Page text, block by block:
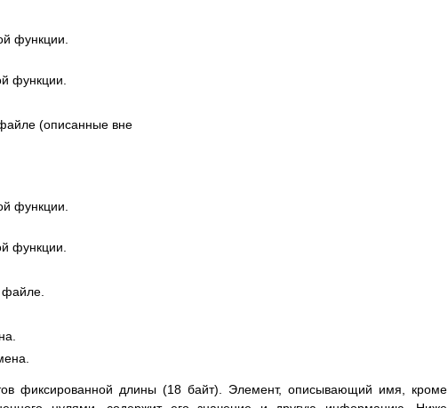
функции.
функции.
(описанные вне
функции.
функции.
фиксированной длины (18 байт). Элемент, описывающий имя, кроме